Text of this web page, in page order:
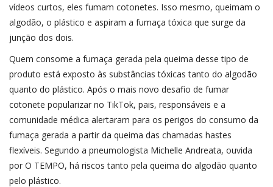
vídeos curtos, eles fumam cotonetes. Isso mesmo, queimam o
algodão, o plástico e aspiram a fumaça tóxica que surge da
junção dos dois.
Quem consome a fumaça gerada pela queima desse tipo de
produto está exposto às substâncias tóxicas tanto do algodão
quanto do plástico. Após o mais novo desafio de fumar
cotonete popularizar no TikTok, pais, responsáveis e a
comunidade médica alertaram para os perigos do consumo da
fumaça gerada a partir da queima das chamadas hastes
flexíveis. Segundo a pneumologista Michelle Andreata, ouvida
por O TEMPO, há riscos tanto pela queima do algodão quanto
pelo plástico.